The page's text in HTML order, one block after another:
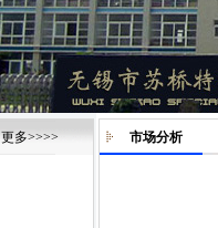
更多>>>> 市场分析